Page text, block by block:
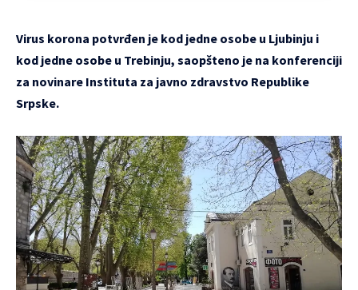
Virus korona potvrđen je kod jedne osobe u Ljubinju i
kod jedne osobe u Trebinju, saopšteno je na konferenciji
za novinare Instituta za javno zdravstvo Republike
Srpske.